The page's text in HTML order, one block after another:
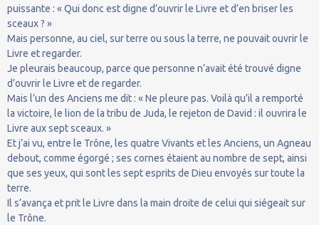
puissante : « Qui donc est digne d’ouvrir le Livre et d’en briser les
sceaux ? »
Mais personne, au ciel, sur terre ou sous la terre, ne pouvait ouvrir le
Livre et regarder.
Je pleurais beaucoup, parce que personne n’avait été trouvé digne
d’ouvrir le Livre et de regarder.
Mais l’un des Anciens me dit : « Ne pleure pas. Voilà qu’il a remporté
la victoire, le lion de la tribu de Juda, le rejeton de David : il ouvrira le
Livre aux sept sceaux. »
Et j’ai vu, entre le Trône, les quatre Vivants et les Anciens, un Agneau
debout, comme égorgé ; ses cornes étaient au nombre de sept, ainsi
que ses yeux, qui sont les sept esprits de Dieu envoyés sur toute la
terre.
Il s’avança et prit le Livre dans la main droite de celui qui siégeait sur
le Trône.